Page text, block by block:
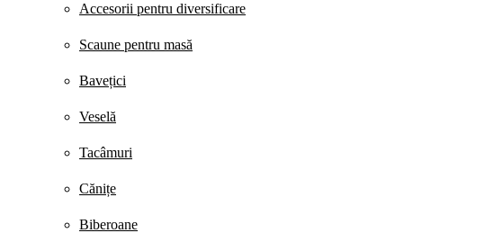
Accesorii pentru diversificare
Scaune pentru masă
Bavețici
Veselă
Tacâmuri
Cănițe
Biberoane